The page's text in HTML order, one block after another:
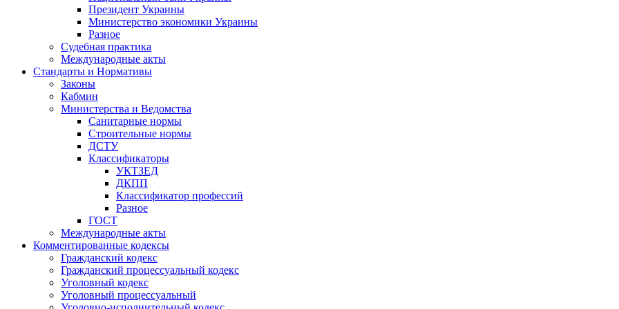
Президент Украины
Министерство экономики Украины
Разное
Судебная практика
Международные акты
Стандарты и Нормативы
Законы
Кабмин
Министерства и Ведомства
Санитарные нормы
Строительные нормы
ДСТУ
Классификаторы
УКТЗЕД
ДКПП
Классификатор профессий
Разное
ГОСТ
Международные акты
Комментированные кодексы
Гражданский кодекс
Гражданский процессуальный кодекс
Уголовный кодекс
Уголовный процессуальный